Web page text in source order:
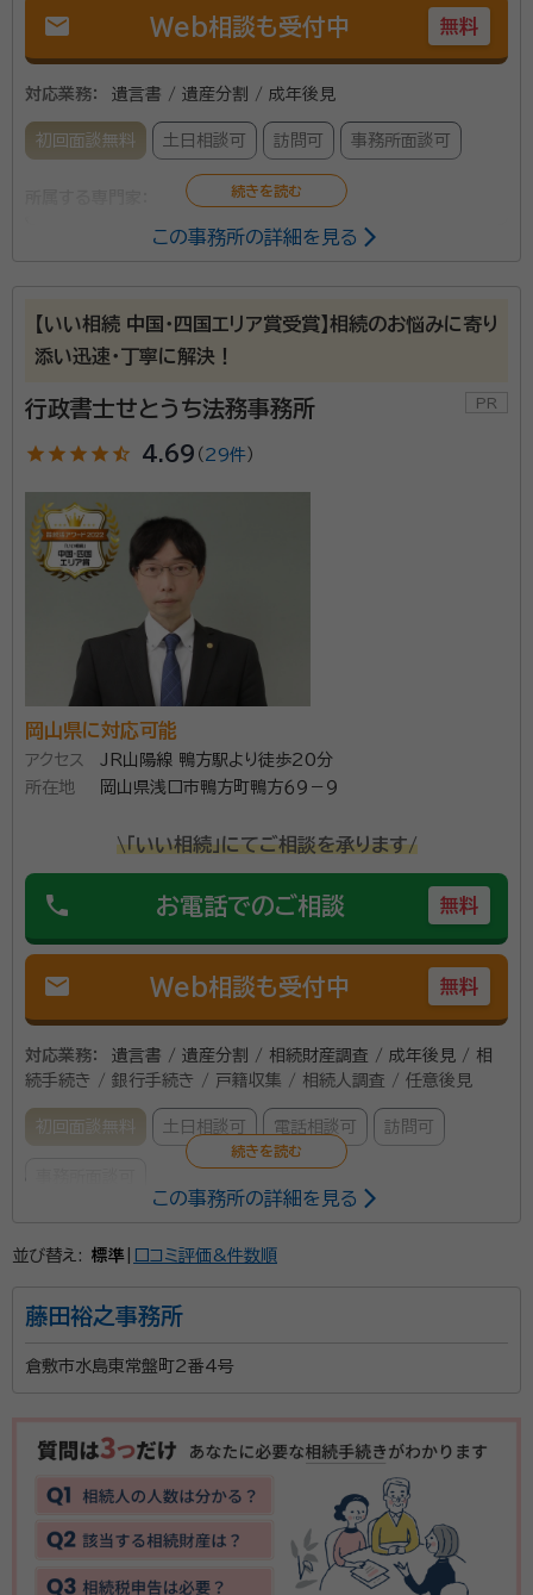
mail Web相談も受付中 無料
対応業務： 遺言書 / 遺産分割 / 成年後見
初回面談無料 土日相談可 訪問可 事務所面談可
塚本 真也（つかもと まさや） 行政書士
人生100年時代と言われる通り、長く生きてますと必然
的に財産なども複雑化してまいります。当事務所はお客
どは遺言者様の意思が大切です。最善を一緒になり作
成してみませんか？
所属団体：岡山県行政書士会 岡山県成年後見サポートセンター
この事務所の詳細を見る
【いい相続 中国・四国エリア賞受賞】相続のお悩みに寄り
添い迅速・丁寧に解決！
行政書士せとうち法務事務所
star star star star star_half 4.69 （ 29件 ）
岡山県に対応可能
アクセス
JR山陽線 鴨方駅より徒歩20分
所在地
岡山県浅口市鴨方町鴨方６９－９
\「いい相続」にてご相談を承ります/
phone お電話でのご相談 無料
mail Web相談も受付中 無料
対応業務：
遺言書 / 遺産分割 / 相続財産調査 / 成年後見 / 相
続手続き / 銀行手続き / 戸籍収集 / 相続人調査 / 任意後見
初回面談無料 土日相談可 電話相談可 訪問可
事務所口コミ（抜粋）：
account_circle 満足度 5.0
ご利用時期：2026/5
そのまま契約させて頂きました。
契約後の感想
返信もスピーディーに頂けるので、安心しております。
行政書士せとうち法務事務所は、JR山陽線鴨方駅より徒歩20
この事務所の詳細を見る
並び替え: 標準 口コミ評価&件数順
藤田裕之事務所
倉敷市水島東常盤町2番4号